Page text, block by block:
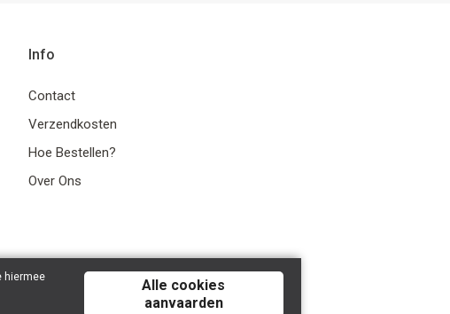
Info
Contact
Verzendkosten
Hoe Bestellen?
Over Ons
hiermee
Alle cookies
aanvaarden